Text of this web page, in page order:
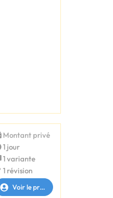
Montant privé
1 jour
1 variante
1 révision
Voir le profil